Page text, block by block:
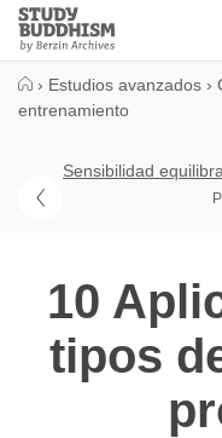
Close
Study
Buddhism
› Estudios avanzados ›
entrenamiento
Sensibilidad
10
tipos